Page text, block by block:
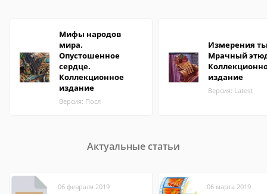
Мифы народов
мира.
Опустошенное
сердце.
Коллекционное
издание
Версия: Посл
Измерения
Мрачный
издание
Версия: Latest
Актуальные статьи
06 февраля 2019 06 марта 2019